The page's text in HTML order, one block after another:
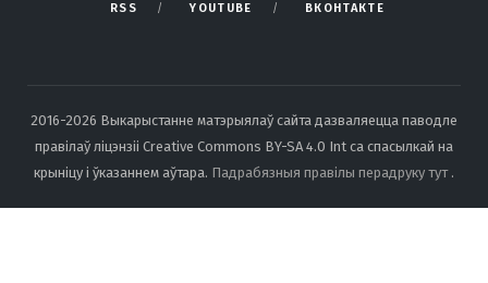
RSS
YOUTUBE ВКОНТАКТЕ
2016-2026 Выкарыстанне матэрыялаў сайта дазваляецца паводле
правілаў ліцэнзіі Creative Commons BY-SA 4.0 Int са спасылкай на
крыніцу і ўказаннем аўтара. Падрабязныя правілы перадруку тут .